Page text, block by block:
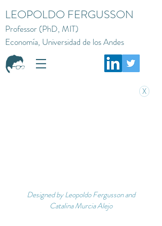
LEOPOLDO FERGUSSON
Professor (PhD, MIT)
Economía, Universidad de los Andes
X
Designed by Leopoldo Fergusson and
Catalina Murcia Alejo